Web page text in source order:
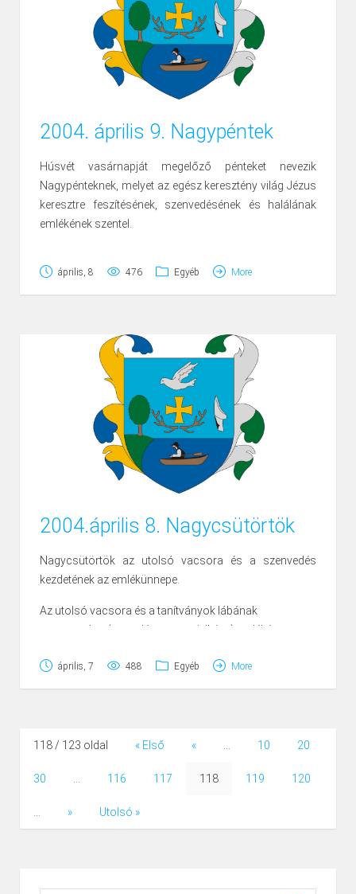
2004. április 9. Nagypéntek
Húsvét vasárnapját megelőző pénteket nevezik
Nagypénteknek, melyet az egész keresztény világ Jézus
keresztre feszítésének, szenvedésének és halálának
emlékének szentel.
vezették, aki megostoroztatta, és keresztre feszíttette.
Ez a nap Jézus kereszthalálának a napja. A katolikusok
kivált a nép között is számosan vannak, akik e napon
(bár a protestáns egyház nem parancsolja) a
húsevéstől tartózkodnak.
A katolikusoknál e napon nem harangoznak, népiesen
szólva a harangok ekkor Rómába mennek, s az
istentisztelet kezdetét kereplővel adják tudtul; minden
katolikus templomban fel van ekkor állítva Krisztus
koporsója, benne annak képe vagy szobra s a nagy
közönség vallásos áhitatoskodása részben ezen
koporsó látogatásában nyilvánul.
április, 8 476 Egyéb More
2004.április 8. Nagycsütörtök
Nagycsütörtök az utolsó vacsora és a szenvedés
kezdetének az emlékünnepe.
Az utolsó vacsora és a tanítványok lábának
megmosása (a vendégszeretet jelképe) emlékére
megmosta. (Királyok, nemesek is így cselekedtek sok
országban e napon).
lett, hogy a nagycsütörtök esti szentmisét követően
templomok harangjai, és csak a nagyszombat esti
feltámadását.
április, 7 488 Egyéb More
118 / 123 oldal « Első « ... 10 20
30 ... 116 117 118 119 120
... » Utolsó »